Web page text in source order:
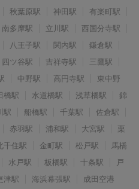
秋葉原駅 神田駅
有楽町駅
南多摩駅 立川駅
西国分寺駅
八王子駅 関内駅
鎌倉駅
四ツ谷駅 吉祥寺駅
三鷹駅
中野駅 高円寺駅
東中野
橋駅 水道橋駅 浅草橋駅
錦
駅 船橋駅 千葉駅
佐倉駅
赤羽駅 浦和駅 大宮駅
栗
千住駅 金町駅 松戸駅
馬橋
水戸駅 板橋駅 十条駅
戸
津駅 海浜幕張駅
成田空港